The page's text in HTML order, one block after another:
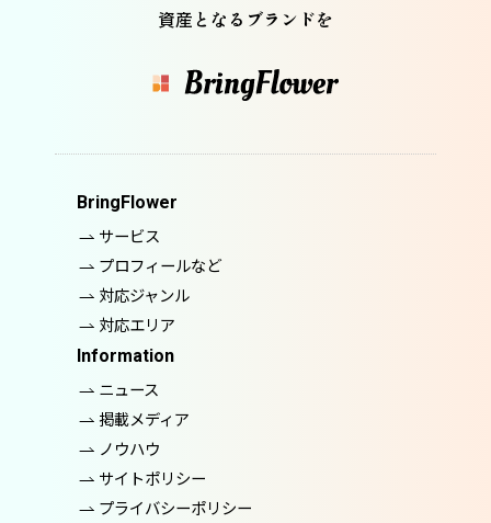
資産となるブランドを
BringFlower
サービス
プロフィールなど
対応ジャンル
対応エリア
Information
ニュース
掲載メディア
ノウハウ
サイトポリシー
プライバシーポリシー